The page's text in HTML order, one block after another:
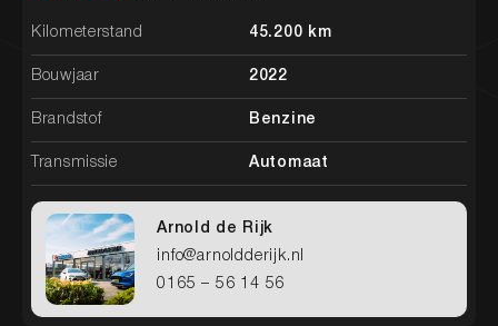
Home
Kilometerstand 45.200 km
Bouwjaar 2022
Brandstof Benzine
Transmissie Automaat
Arnold de Rijk
info@arnoldderijk.nl
0165 – 56 14 56